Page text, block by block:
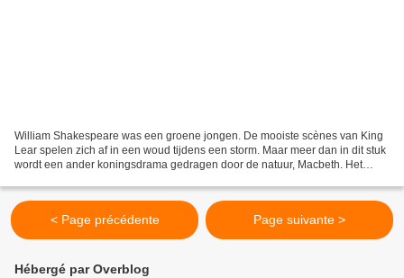
William Shakespeare was een groene jongen. De mooiste scènes van King
Lear spelen zich af in een woud tijdens een storm. Maar meer dan in dit stuk
wordt een ander koningsdrama gedragen door de natuur, Macbeth. Het
< Page précédente Page suivante >
Hébergé par Overblog